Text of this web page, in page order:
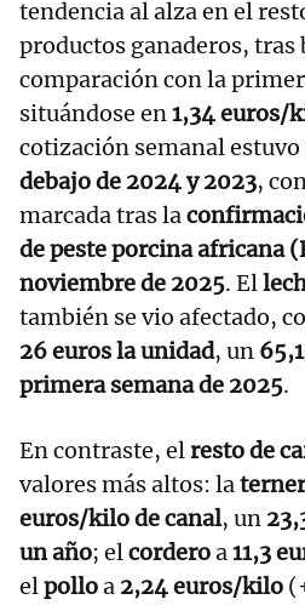
tendencia al alza en el
productos ganaderos, tras
comparación con la
situándose en1,34 euros/
cotización semanal
debajo de 2024 y 2023,
marcada tras la
de peste porcina africana
noviembre de 2025. El
también se vio afectado,
26 euros la unidad, un
primera semana de 2025.
En contraste, elresto de
valores más altos: la
euros/kilo de canal, un
un año; elcorderoa11,3
elpolloa 2,24 euros/kilo